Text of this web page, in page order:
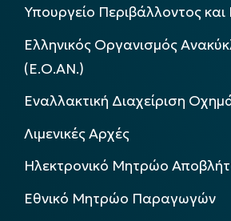
Υπουργείο Περιβάλλοντος και
Ελληνικός Οργανισμός
(Ε.Ο.ΑΝ.)
Εναλλακτική Διαχείριση
Λιμενικές Αρχές
Ηλεκτρονικό Μητρώο
Εθνικό Μητρώο Παραγωγών